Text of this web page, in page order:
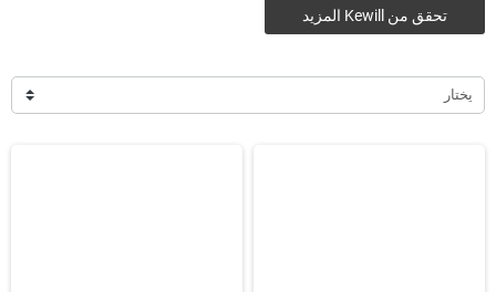
تحقق من Kewill المزيد
يختار